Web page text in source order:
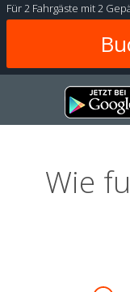
Für2 Fahrgäste mit2
Wie